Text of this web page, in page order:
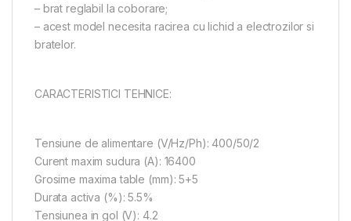
– brat reglabil la coborare;
– acest model necesita racirea cu lichid a electrozilor si
bratelor.
CARACTERISTICI TEHNICE:
Tensiune de alimentare (V/Hz/Ph): 400/50/2
Curent maxim sudura (A): 16400
Grosime maxima table (mm): 5+5
Durata activa (%): 5.5%
Tensiunea in gol (V): 4.2